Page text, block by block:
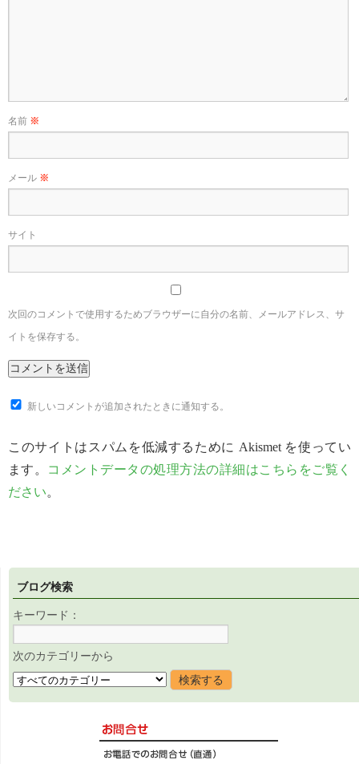
名前 ※
メール ※
サイト
次回のコメントで使用するためブラウザーに自分の名前、メールアドレス、サ
イトを保存する。
新しいコメントが追加されたときに通知する。
このサイトはスパムを低減するために Akismet を使ってい
ます。 コメントデータの処理方法の詳細はこちらをご覧く
ださい。
ブログ検索
キーワード：
次のカテゴリーから